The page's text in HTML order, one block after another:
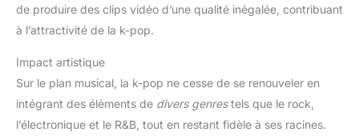
de produire des clips vidéo d’une qualité inégalée, contribuant
à l’attractivité de la k-pop.
Impact artistique
Sur le plan musical, la k-pop ne cesse de se renouveler en
intégrant des éléments de divers genrestels que le rock,
l’électronique et le R&B, tout en restant fidèle à ses racines.